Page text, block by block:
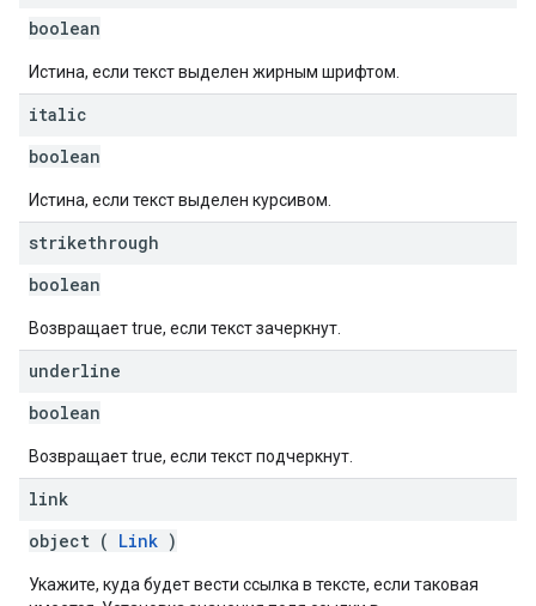
boolean
Истина, если текст выделен жирным шрифтом.
italic
boolean
Истина, если текст выделен курсивом.
strikethrough
boolean
Возвращает true, если текст зачеркнут.
underline
boolean
Возвращает true, если текст подчеркнут.
link
object ( Link )
Укажите, куда будет вести ссылка в тексте, если таковая